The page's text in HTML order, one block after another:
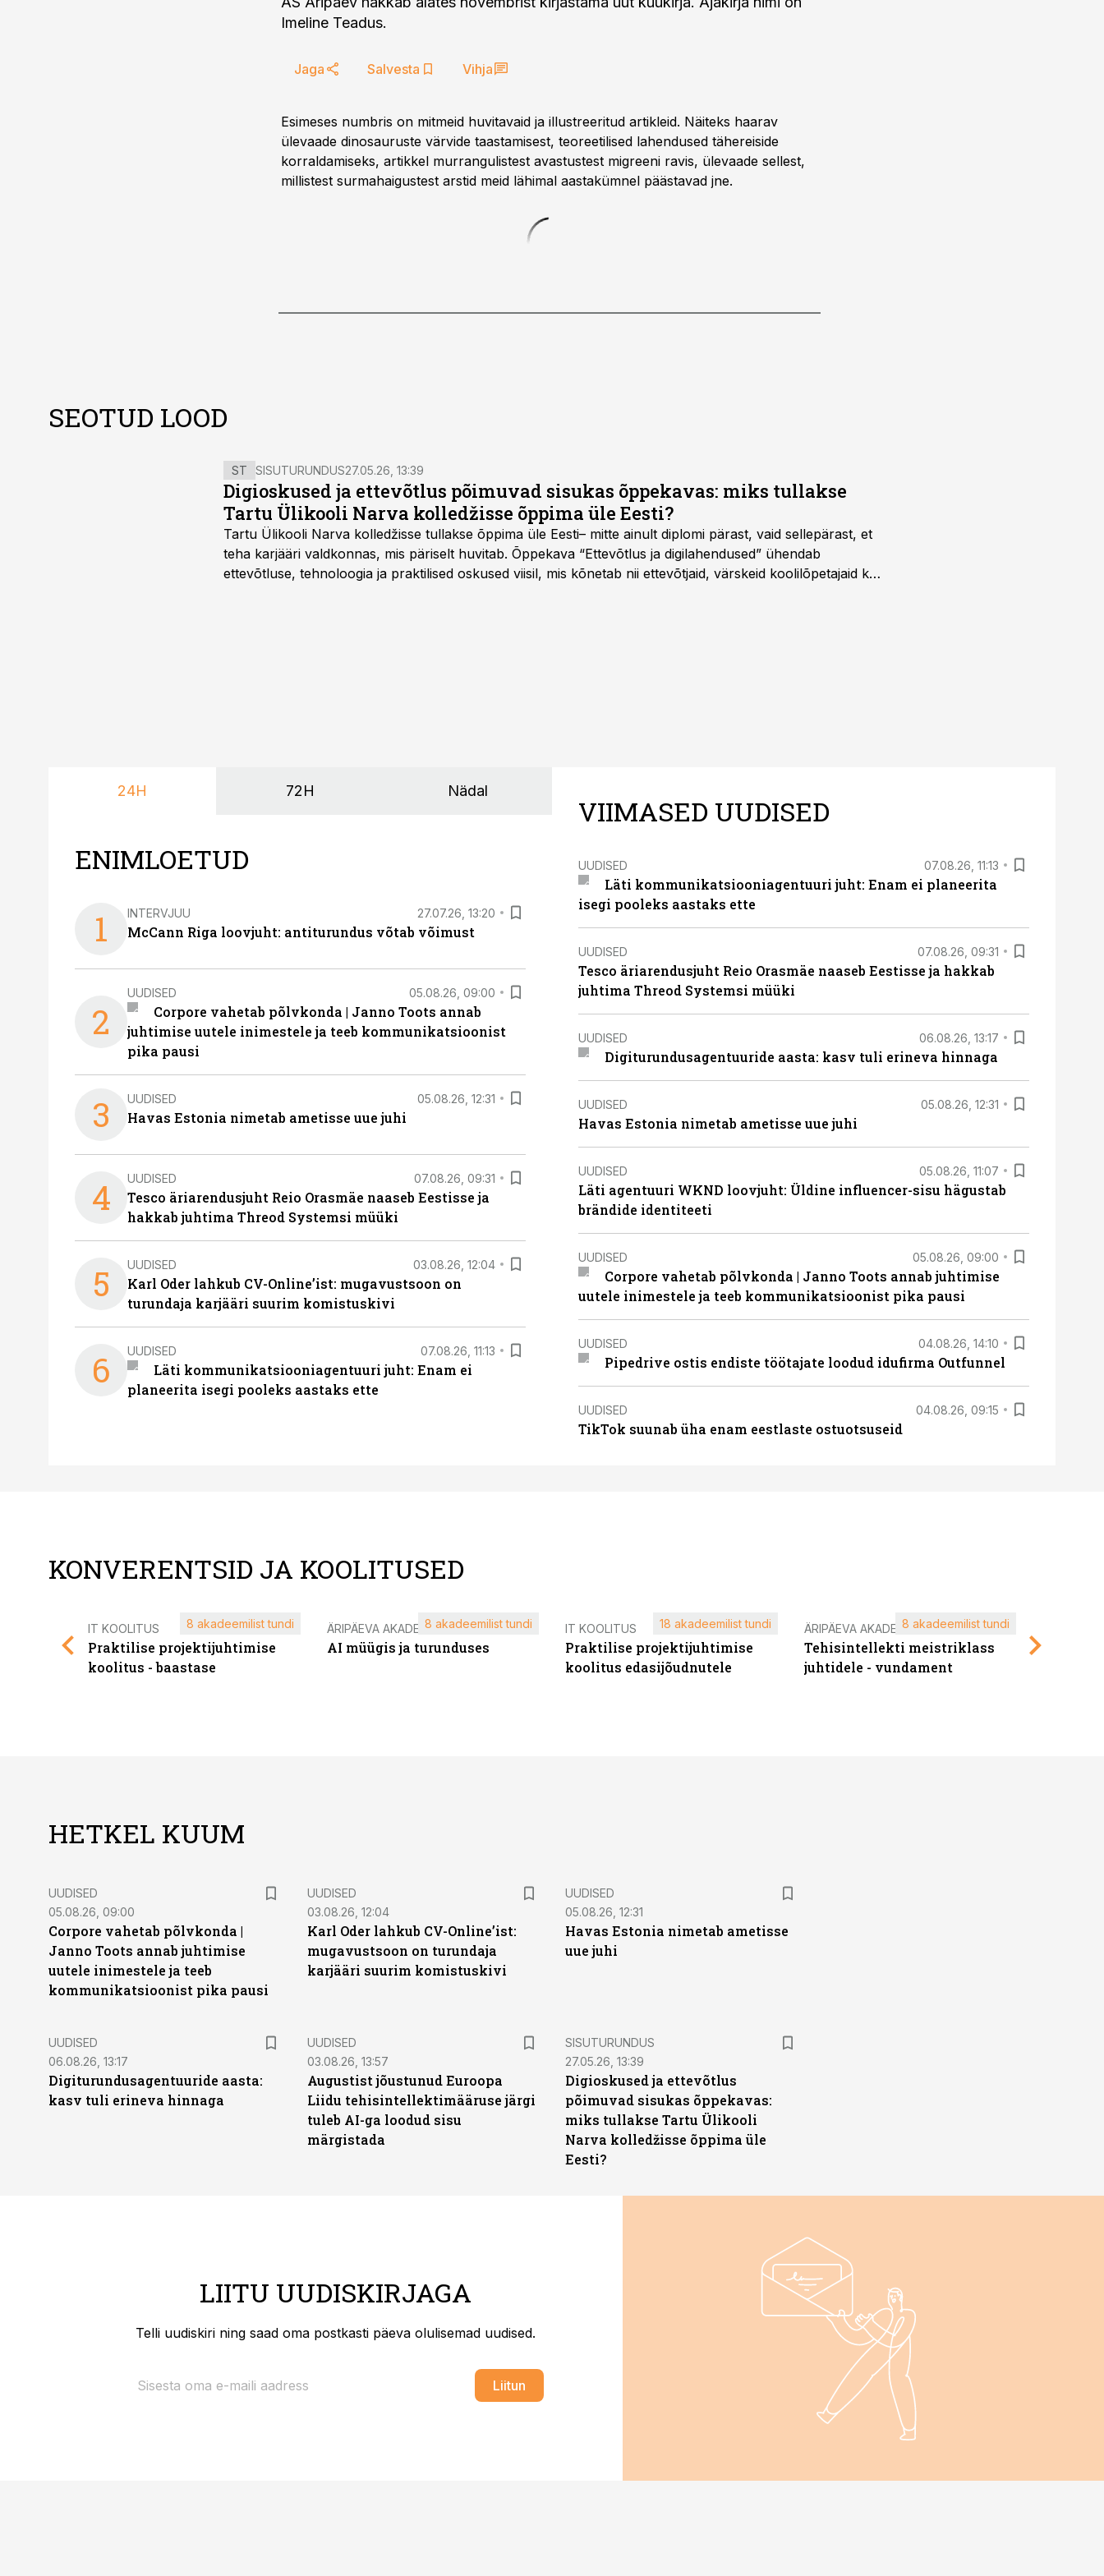
Imeline Teadus.
Jaga Salvesta Vihja
Esimeses numbris on mitmeid huvitavaid ja illustreeritud artikleid. Näiteks haarav
ülevaade dinosauruste värvide taastamisest, teoreetilised lahendused tähereiside
korraldamiseks, artikkel murrangulistest avastustest migreeni ravis, ülevaade sellest,
millistest surmahaigustest arstid meid lähimal aastakümnel päästavad jne.
SEOTUD LOOD
ST SISUTURUNDUS27.05.26, 13:39
Digioskused ja ettevõtlus põimuvad sisukas õppekavas: miks tullakse
Tartu Ülikooli Narva kolledžisse õppima üle Eesti?
Tartu Ülikooli Narva kolledžisse tullakse õppima üle Eesti– mitte ainult diplomi pärast, vaid sellepärast, et
teha karjääri valdkonnas, mis päriselt huvitab. Õppekava “Ettevõtlus ja digilahendused” ühendab
ettevõtluse, tehnoloogia ja praktilised oskused viisil, mis kõnetab nii ettevõtjaid, värskeid koolilõpetajaid kui
24H 72H Nädal
ENIMLOETUD
1 INTERVJUU 27.07.26, 13:20
McCann Riga loovjuht: antiturundus võtab võimust
2
UUDISED 05.08.26, 09:00
Corpore vahetab põlvkonda | Janno Toots annab
juhtimise uutele inimestele ja teeb kommunikatsioonist
pika pausi
3 UUDISED 05.08.26, 12:31
Havas Estonia nimetab ametisse uue juhi
4 UUDISED 07.08.26, 09:31
Tesco äriarendusjuht Reio Orasmäe naaseb Eestisse ja
hakkab juhtima Threod Systemsi müüki
5 UUDISED 03.08.26, 12:04
Karl Oder lahkub CV-Online’ist: mugavustsoon on
turundaja karjääri suurim komistuskivi
6 UUDISED 07.08.26, 11:13
Läti kommunikatsiooniagentuuri juht: Enam ei
planeerita isegi pooleks aastaks ette
VIIMASED UUDISED
UUDISED 07.08.26, 11:13
Läti kommunikatsiooniagentuuri juht: Enam ei planeerita
isegi pooleks aastaks ette
UUDISED 07.08.26, 09:31
Tesco äriarendusjuht Reio Orasmäe naaseb Eestisse ja hakkab
juhtima Threod Systemsi müüki
UUDISED 06.08.26, 13:17
Digiturundusagentuuride aasta: kasv tuli erineva hinnaga
UUDISED 05.08.26, 12:31
Havas Estonia nimetab ametisse uue juhi
UUDISED 05.08.26, 11:07
Läti agentuuri WKND loovjuht: Üldine influencer-sisu hägustab
brändide identiteeti
UUDISED 05.08.26, 09:00
Corpore vahetab põlvkonda | Janno Toots annab juhtimise
uutele inimestele ja teeb kommunikatsioonist pika pausi
UUDISED 04.08.26, 14:10
Pipedrive ostis endiste töötajate loodud idufirma Outfunnel
UUDISED 04.08.26, 09:15
TikTok suunab üha enam eestlaste ostuotsuseid
KONVERENTSID JA KOOLITUSED
IT KOOLITUS
Praktilise projektijuhtimise
koolitus - baastase
8 akadeemilist tundi ÄRIPÄEVA AKADEEMIA
AI müügis ja turunduses
8 akadeemilist tundi IT KOOLITUS
Praktilise projektijuhtimise
koolitus edasijõudnutele
18 akadeemilist tundi ÄRIPÄEVA AKADEEMIA
Tehisintellekti meistriklass
juhtidele - vundament
8 akadeemilist tundi
HETKEL KUUM
UUDISED
05.08.26, 09:00
Corpore vahetab põlvkonda |
Janno Toots annab juhtimise
uutele inimestele ja teeb
kommunikatsioonist pika pausi
UUDISED
03.08.26, 12:04
Karl Oder lahkub CV-Online’ist:
mugavustsoon on turundaja
karjääri suurim komistuskivi
UUDISED
05.08.26, 12:31
Havas Estonia nimetab ametisse
uue juhi
UUDISED
06.08.26, 13:17
Digiturundusagentuuride aasta:
kasv tuli erineva hinnaga
UUDISED
03.08.26, 13:57
Augustist jõustunud Euroopa
Liidu tehisintellektimääruse järgi
tuleb AI-ga loodud sisu
märgistada
ST
SISUTURUNDUS
27.05.26, 13:39
Digioskused ja ettevõtlus
põimuvad sisukas õppekavas:
miks tullakse Tartu Ülikooli
Narva kolledžisse õppima üle
Eesti?
LIITU UUDISKIRJAGA
Telli uudiskiri ning saad oma postkasti päeva olulisemad uudised.
Liitun